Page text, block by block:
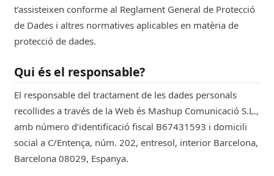
t’assisteixen conforme al Reglament General de Protecció
de Dades i altres normatives aplicables en matèria de
protecció de dades.
Qui és el responsable?
El responsable del tractament de les dades personals
recollides a través de la Web és Mashup Comunicació S.L.,
amb número d’identificació fiscal B67431593 i domicili
social a C/Entença, núm. 202, entresol, interior Barcelona,
Barcelona 08029, Espanya.